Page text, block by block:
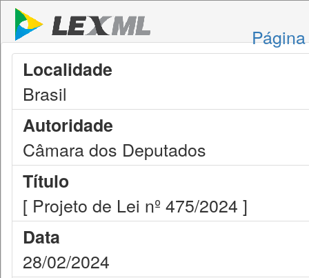
Localidade
Brasil
Autoridade
Câmara dos Deputados
Título
[ Projeto de Lei nº 475/2024 ]
Data
28/02/2024